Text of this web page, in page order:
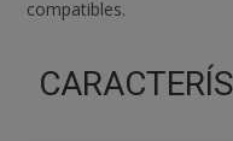
compatibles.